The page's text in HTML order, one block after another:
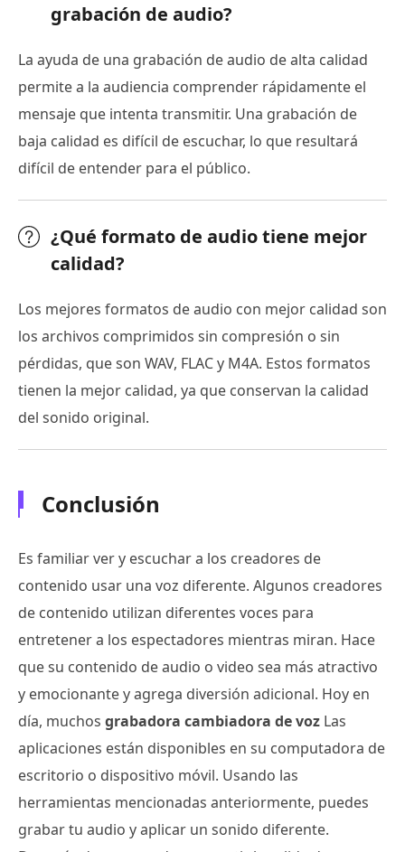
grabación de audio?
La ayuda de una grabación de audio de alta calidad
permite a la audiencia comprender rápidamente el
mensaje que intenta transmitir. Una grabación de
baja calidad es difícil de escuchar, lo que resultará
difícil de entender para el público.
¿Qué formato de audio tiene mejor
calidad?
Los mejores formatos de audio con mejor calidad son
los archivos comprimidos sin compresión o sin
pérdidas, que son WAV, FLAC y M4A. Estos formatos
tienen la mejor calidad, ya que conservan la calidad
del sonido original.
Conclusión
Es familiar ver y escuchar a los creadores de
contenido usar una voz diferente. Algunos creadores
de contenido utilizan diferentes voces para
entretener a los espectadores mientras miran. Hace
que su contenido de audio o video sea más atractivo
y emocionante y agrega diversión adicional. Hoy en
día, muchos grabadora cambiadora de voz Las
aplicaciones están disponibles en su computadora de
escritorio o dispositivo móvil. Usando las
herramientas mencionadas anteriormente, puedes
grabar tu audio y aplicar un sonido diferente.